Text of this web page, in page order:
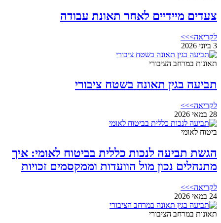
צעדים מיידיים לאחר תאונת עבודה
לקריאה>>>
3 ביוני 2026
תאונות במרחב הציבורי
תביעה בגין תאונה בשטח ציבורי
לקריאה>>>
28 במאי 2026
ביטוח לאומי
הגשת תביעה לנכות כללית בביטוח לאומי: איך
מתנהלים נכון מול הוועדות וממקסמים זכויות
לקריאה>>>
24 במאי 2026
תאונות במרחב הציבורי